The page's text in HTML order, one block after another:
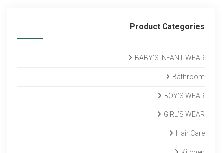
Product Categories
BABY’S INFANT WEAR
Bathroom
BOY’S WEAR
GIRL’S WEAR
Hair Care